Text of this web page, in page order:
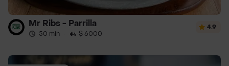
Mr Ribs - Parrilla
50 min · $ 6000
4.9